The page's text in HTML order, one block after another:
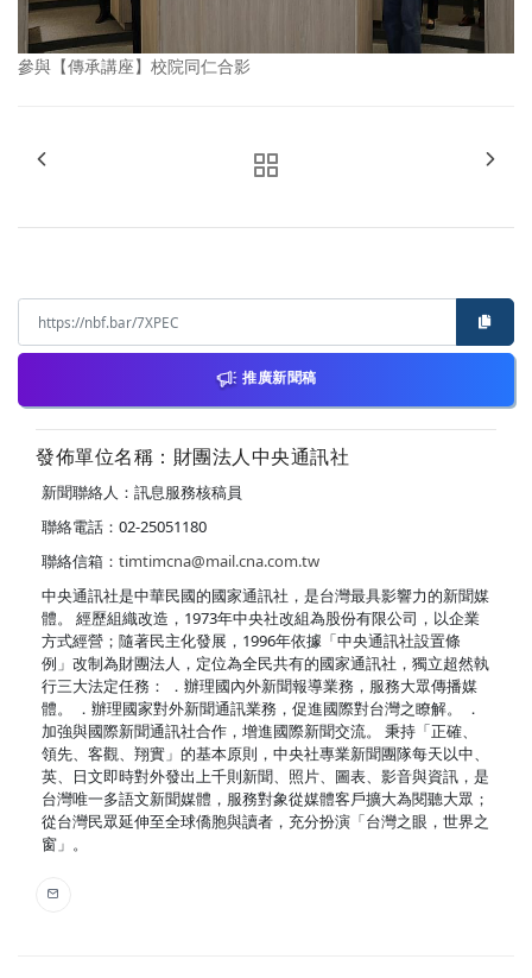
參與【傳承講座】校院同仁合影
推廣新聞稿
發佈單位名稱：財團法人中央通訊社
新聞聯絡人：訊息服務核稿員
聯絡電話：02-25051180
聯絡信箱： timtimcna@mail.cna.com.tw
中央通訊社是中華民國的國家通訊社，是台灣最具影響力的新聞媒
體。 經歷組織改造，1973年中央社改組為股份有限公司，以企業
方式經營；隨著民主化發展，1996年依據「中央通訊社設置條
例」改制為財團法人，定位為全民共有的國家通訊社，獨立超然執
行三大法定任務： ．辦理國內外新聞報導業務，服務大眾傳播媒
體。 ．辦理國家對外新聞通訊業務，促進國際對台灣之瞭解。 ．
加強與國際新聞通訊社合作，增進國際新聞交流。 秉持「正確、
領先、客觀、翔實」的基本原則，中央社專業新聞團隊每天以中、
英、日文即時對外發出上千則新聞、照片、圖表、影音與資訊，是
台灣唯一多語文新聞媒體，服務對象從媒體客戶擴大為閱聽大眾；
從台灣民眾延伸至全球僑胞與讀者，充分扮演「台灣之眼，世界之
窗」。